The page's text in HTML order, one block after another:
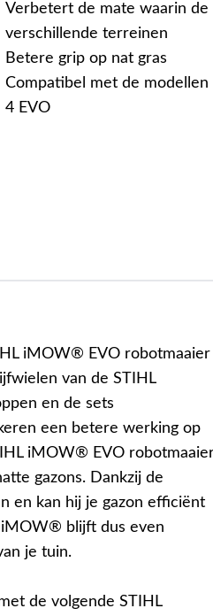
Verbetert de mate waarin
verschillende terreinen
Betere grip op nat gras
Compatibel met de
4 EVO
iMOW® EVO robotmaaier
van de STIHL
en de sets
een betere werking op
iMOW® EVO
gazons. Dankzij de
en kan hij je gazon efficiënt
iMOW® blijft dus even
je tuin.
de volgende STIHL